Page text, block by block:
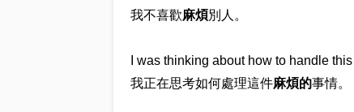
我不喜歡麻煩別人。
I was thinking about how to handle this
我正在思考如何處理這件麻煩的事情。